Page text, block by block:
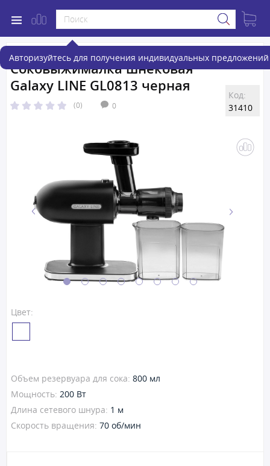
Авторизуйтесь для получения индивидуальных предложений
Соковыжималка шнековая
Galaxy LINE GL0813 черная
(0) 0
Код:
31410
Цвет:
Объем резервуара для сока: 800 мл
Мощность: 200 Вт
Длина сетевого шнура: 1 м
Скорость вращения: 70 об/мин